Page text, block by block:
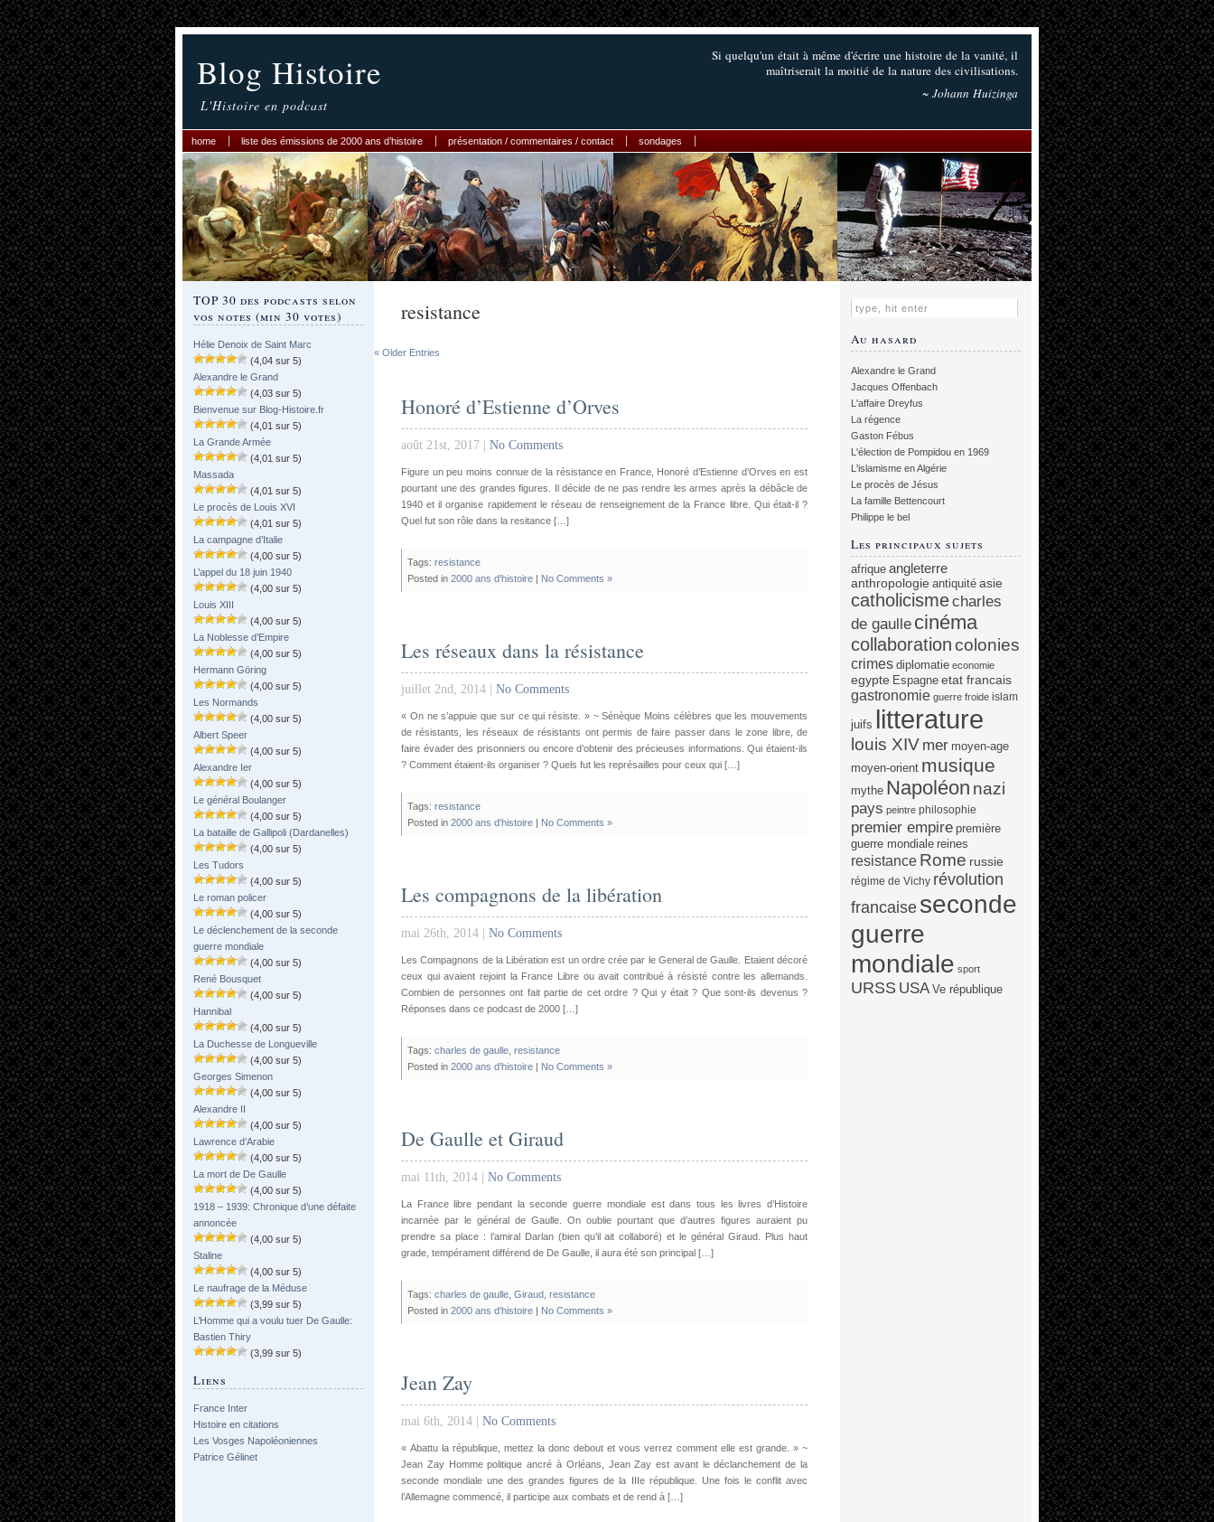
Blog Histoire
L'Histoire en podcast
Si quelqu'un était à même d'écrire une histoire de la vanité, il
maîtriserait la moitié de la nature des civilisations.
~ Johann Huizinga
home liste des émissions de 2000 ans d’histoire présentation / commentaires / contact sondages
TOP 30 des podcasts selon
vos notes (min 30 votes)
Hélie Denoix de Saint Marc
(4,04 sur 5)
Alexandre le Grand
(4,03 sur 5)
Bienvenue sur Blog-Histoire.fr
(4,01 sur 5)
La Grande Armée
(4,01 sur 5)
Massada
(4,01 sur 5)
Le procès de Louis XVI
(4,01 sur 5)
La campagne d’Italie
(4,00 sur 5)
L’appel du 18 juin 1940
(4,00 sur 5)
Louis XIII
(4,00 sur 5)
La Noblesse d’Empire
(4,00 sur 5)
Hermann Göring
(4,00 sur 5)
Les Normands
(4,00 sur 5)
Albert Speer
(4,00 sur 5)
Alexandre Ier
(4,00 sur 5)
Le général Boulanger
(4,00 sur 5)
La bataille de Gallipoli (Dardanelles)
(4,00 sur 5)
Les Tudors
(4,00 sur 5)
Le roman policer
(4,00 sur 5)
Le déclenchement de la seconde
guerre mondiale
(4,00 sur 5)
René Bousquet
(4,00 sur 5)
Hannibal
(4,00 sur 5)
La Duchesse de Longueville
(4,00 sur 5)
Georges Simenon
(4,00 sur 5)
Alexandre II
(4,00 sur 5)
Lawrence d’Arabie
(4,00 sur 5)
La mort de De Gaulle
(4,00 sur 5)
1918 – 1939: Chronique d’une défaite
annoncée
(4,00 sur 5)
Staline
(4,00 sur 5)
Le naufrage de la Méduse
(3,99 sur 5)
L’Homme qui a voulu tuer De Gaulle:
Bastien Thiry
(3,99 sur 5)
Liens
France Inter
Histoire en citations
Les Vosges Napoléoniennes
Patrice Gélinet
resistance
« Older Entries
Honoré d’Estienne d’Orves
août 21st, 2017 | No Comments
Figure un peu moins connue de la résistance en France, Honoré d’Estienne d’Orves en est
pourtant une des grandes figures. Il décide de ne pas rendre les armes après la débâcle de
1940 et il organise rapidement le réseau de renseignement de la France libre. Qui était-il ?
Quel fut son rôle dans la resitance […]
Tags: resistance
Posted in 2000 ans d'histoire | No Comments »
Les réseaux dans la résistance
juillet 2nd, 2014 | No Comments
« On ne s’appuie que sur ce qui résiste. » ~ Sénèque Moins célèbres que les mouvements
de résistants, les réseaux de résistants ont permis de faire passer dans le zone libre, de
faire évader des prisonniers ou encore d’obtenir des précieuses informations. Qui étaient-ils
? Comment étaient-ils organiser ? Quels fut les représailles pour ceux qui […]
Tags: resistance
Posted in 2000 ans d'histoire | No Comments »
Les compagnons de la libération
mai 26th, 2014 | No Comments
Les Compagnons de la Libération est un ordre crée par le General de Gaulle. Etaient décoré
ceux qui avaient rejoint la France Libre ou avait contribué à résisté contre les allemands.
Combien de personnes ont fait partie de cet ordre ? Qui y était ? Que sont-ils devenus ?
Réponses dans ce podcast de 2000 […]
Tags: charles de gaulle resistance
Posted in 2000 ans d'histoire | No Comments »
De Gaulle et Giraud
mai 11th, 2014 | No Comments
La France libre pendant la seconde guerre mondiale est dans tous les livres d’Histoire
incarnée par le général de Gaulle. On oublie pourtant que d’autres figures auraient pu
prendre sa place : l’amiral Darlan (bien qu’il ait collaboré) et le général Giraud. Plus haut
grade, tempérament différend de De Gaulle, il aura été son principal […]
Tags: charles de gaulle Giraud resistance
Posted in 2000 ans d'histoire | No Comments »
Jean Zay
mai 6th, 2014 | No Comments
« Abattu la république, mettez la donc debout et vous verrez comment elle est grande. » ~
Jean Zay Homme politique ancré à Orléans, Jean Zay est avant le déclanchement de la
seconde mondiale une des grandes figures de la IIIe république. Une fois le conflit avec
l’Allemagne commencé, il participe aux combats et de rend à […]
Au hasard
Alexandre le Grand
Jacques Offenbach
L'affaire Dreyfus
La régence
Gaston Fébus
L'élection de Pompidou en 1969
L'islamisme en Algérie
Le procès de Jésus
La famille Bettencourt
Philippe le bel
Les principaux sujets
afrique angleterre
anthropologie antiquité asie
catholicismecharles
de gaulle cinéma
collaborationcolonies
crimes diplomatie economie
egypte Espagne etat francais
gastronomie guerre froide islam
juifs litterature
louis XIV mer moyen-age
moyen-orient musique
mythe Napoléon nazi
pays peintre philosophie
premier empire première
guerre mondiale reines
resistance Rome russie
régime de Vichy révolution
francaise seconde
guerre
mondiale sport
URSS USA Ve république